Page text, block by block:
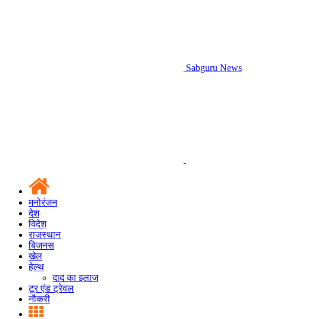
Sabguru News
मनोरंजन
देश
विदेश
राजस्थान
बिजनस
खेल
हेल्थ
दाद का इलाज
टूर एंड ट्रेवल
नौकरी